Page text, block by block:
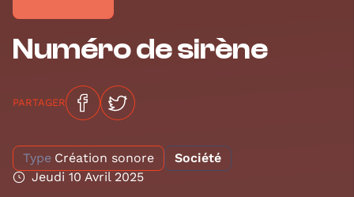
Numéro de sirène
PARTAGER
Type Création sonore
Société
Jeudi 10 Avril 2025